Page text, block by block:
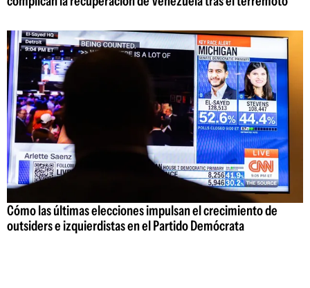
Cómo las últimas elecciones impulsan el crecimiento de
outsiders e izquierdistas en el Partido Demócrata